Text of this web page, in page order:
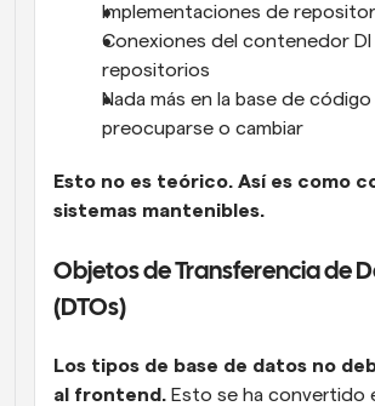
Implementaciones de
Conexiones del contenedor DI
repositorios
Nada más en la base de
preocuparse o cambiar
Esto no es teórico. Así es como
sistemas mantenibles.
Objetos de Transferencia de
(DTOs)
Los tipos de base de datos no
al frontend. Esto se ha convertido